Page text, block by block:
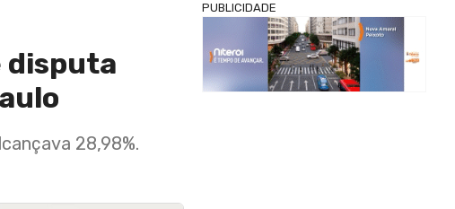
disputa
28,98%.
PUBLICIDADE